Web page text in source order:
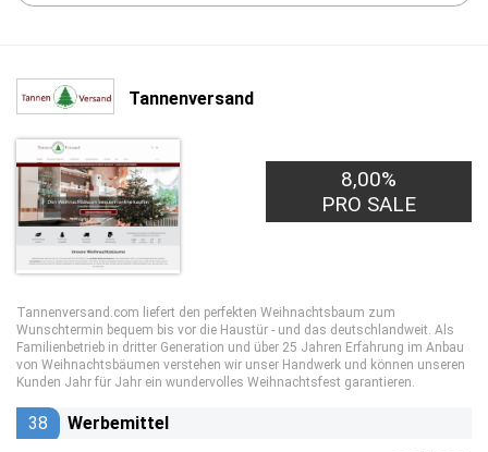
Tannenversand
8,00%
PRO SALE
Tannenversand.com liefert den perfekten Weihnachtsbaum zum
Wunschtermin bequem bis vor die Haustür - und das deutschlandweit. Als
Familienbetrieb in dritter Generation und über 25 Jahren Erfahrung im Anbau
von Weihnachtsbäumen verstehen wir unser Handwerk und können unseren
Kunden Jahr für Jahr ein wundervolles Weihnachtsfest garantieren.
38 Werbemittel